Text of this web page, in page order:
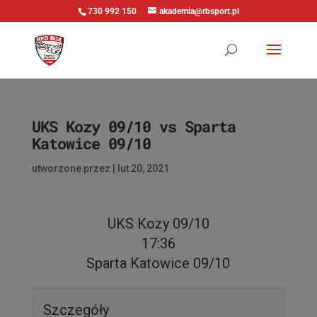
730 992 150 akademia@rbsport.pl
UKS Kozy 09/10 vs Sparta
Katowice 09/10
utworzone przez lut 20, 2021
UKS Kozy 09/10
17:36
Sparta Katowice 09/10
Szczegóły